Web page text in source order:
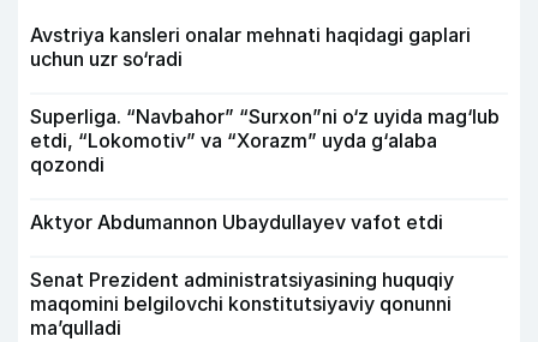
Avstriya kansleri onalar mehnati haqidagi gaplari
uchun uzr so‘radi
Superliga. “Navbahor” “Surxon”ni o‘z uyida mag‘lub
etdi, “Lokomotiv” va “Xorazm” uyda g‘alaba
qozondi
Aktyor Abdu­mannon Ubaydullayev vafot etdi
Senat Prezident administratsiyasining huquqiy
maqomini belgilovchi konstitutsiyaviy qonunni
ma’qulladi